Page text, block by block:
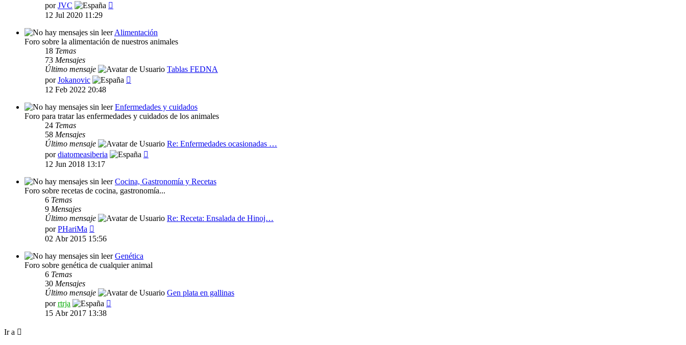
porJVC
12 Jul 2020 11:29
Alimentación
Foro sobre la alimentación de nuestros animales
18 Temas
73 Mensajes
Último mensaje
Tablas FEDNA
porJokanovic
12 Feb 2022 20:48
Enfermedades y cuidados
Foro para tratar las enfermedades y cuidados de los animales
24 Temas
58 Mensajes
Último mensaje
Re: Enfermedades ocasionadas …
pordiatomeasiberia
12 Jun 2018 13:17
Cocina, Gastronomía y Recetas
Foro sobre recetas de cocina, gastronomía...
6 Temas
9 Mensajes
Último mensaje
Re: Receta: Ensalada de Hinoj…
porPHariMa
último
02 Abr 2015 15:56
Genética
Foro sobre genética de cualquier animal
6 Temas
30 Mensajes
Último mensaje
Gen plata en gallinas
porrtrja
15 Abr 2017 13:38
Ir a